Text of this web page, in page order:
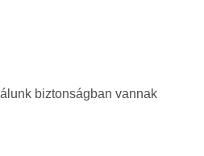
biztonságban vannak